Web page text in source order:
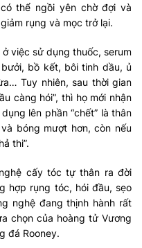
thể ngồi yên chờ đợi và
rụng và mọc trở lại.
việc sử dụng thuốc, serum
bồ kết, bôi tinh dầu, ủ
Tuy nhiên, sau thời gian
càng hói”, thì họ mới nhận
lên phần “chết” là thân
bóng mượt hơn, còn nếu
thi”.
cấy tóc tự thân ra đời
hợp rụng tóc, hói đầu, sẹo
nghệ đang thịnh hành rất
chọn của hoàng tử Vương
đá Rooney.